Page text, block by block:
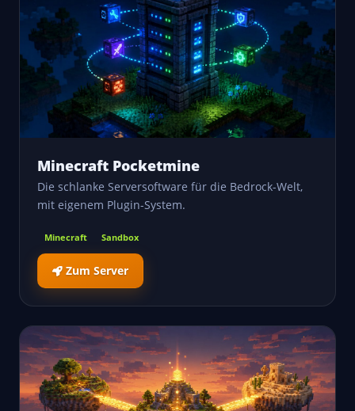
Minecraft Pocketmine
Die schlanke Serversoftware für die Bedrock-Welt,
mit eigenem Plugin-System.
Minecraft Sandbox
Zum Server